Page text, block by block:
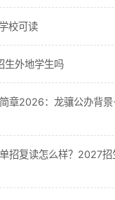
校可读
生外地学生吗
章2026：龙骧公办背
招复读怎么样？2027